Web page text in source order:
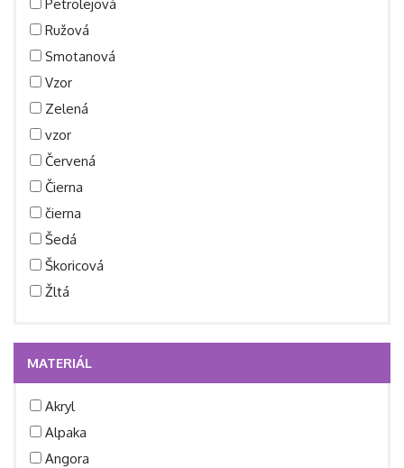
Petrolejová
Ružová
Smotanová
Vzor
Zelená
vzor
Červená
Čierna
čierna
Šedá
Škoricová
Žltá
MATERIÁL
Akryl
Alpaka
Angora